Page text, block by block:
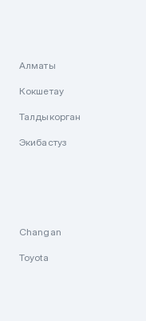
Алматы
Кокшетау
Талдыкорган
Экибастуз
Changan
Toyota